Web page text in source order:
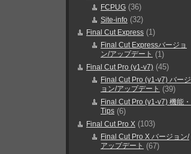
FCPUG (36)
Site-info (32)
Final Cut Express (1)
Final Cut Expressバージョ
ン/アップデート (1)
Final Cut Pro (v1-v7) (45)
Final Cut Pro (v1-v7) バージ
ョン/アップデート (39)
Final Cut Pro (v1-v7) 機能・
Tips (6)
Final Cut Pro X (103)
Final Cut Pro X バージョン/
アップデート (67)